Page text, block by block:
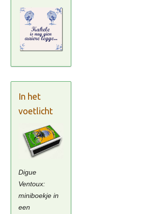
In het
voetlicht
Digue
Ventoux:
miniboekje in
een